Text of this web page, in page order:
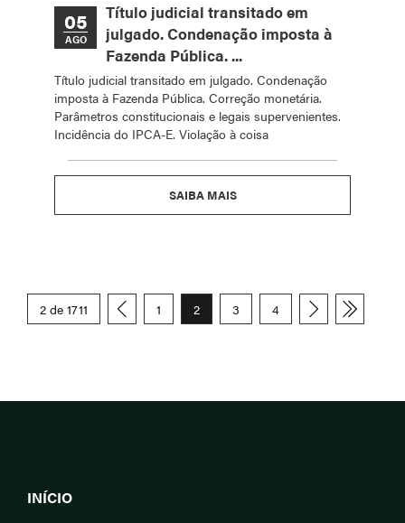
05
AGO
Título judicial transitado em
julgado. Condenação imposta à
Fazenda Pública. ...
Título judicial transitado em julgado. Condenação
imposta à Fazenda Pública. Correção monetária.
Parâmetros constitucionais e legais supervenientes.
Incidência do IPCA-E. Violação à coisa
SAIBA MAIS
2 de 1711 1 2 3 4
INÍCIO